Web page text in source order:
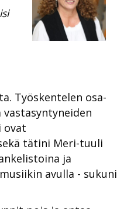
Työskentelen osa-
ovat
tätini Meri-tuuli
ja
avulla - sukuni